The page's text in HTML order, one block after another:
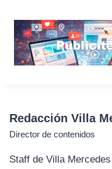
Redacción Villa
Director de contenidos
Staff de Villa